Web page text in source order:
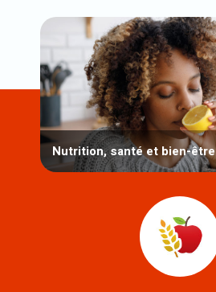
Nutrition, santé et bien-être